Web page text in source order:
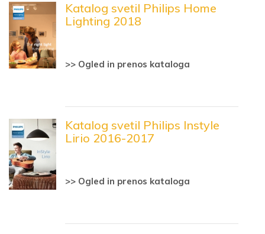
Katalog svetil Philips Home
Lighting 2018
>> Ogled in prenos kataloga
Katalog svetil Philips Instyle
Lirio 2016-2017
>> Ogled in prenos kataloga